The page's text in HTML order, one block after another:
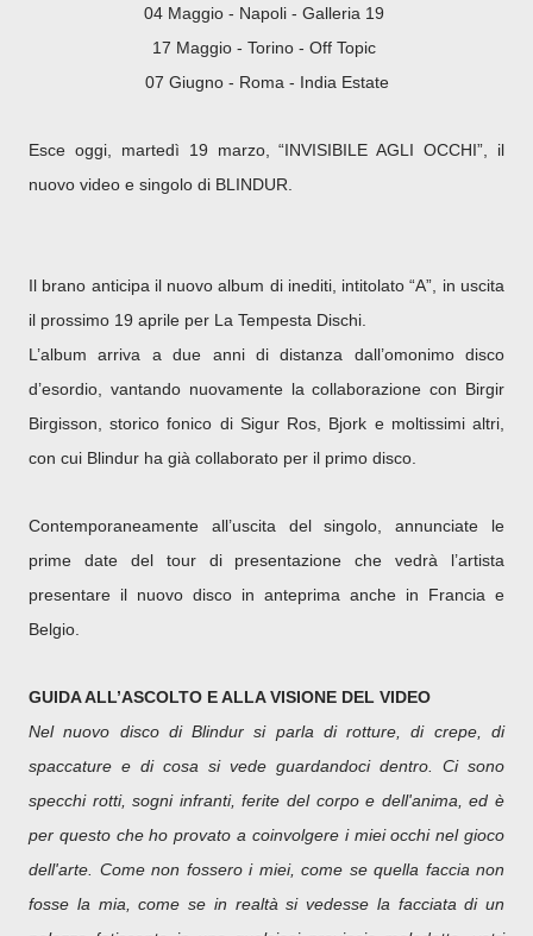
04 Maggio - Napoli - Galleria 19
17 Maggio - Torino - Off Topic
07 Giugno - Roma - India Estate
Esce oggi, martedì 19 marzo, “INVISIBILE AGLI OCCHI”, il
nuovo video e singolo di BLINDUR.
Il brano anticipa il nuovo album di inediti, intitolato “A”, in uscita
il prossimo 19 aprile per La Tempesta Dischi.
L’album arriva a due anni di distanza dall’omonimo disco
d’esordio, vantando nuovamente la collaborazione con Birgir
Birgisson, storico fonico di Sigur Ros, Bjork e moltissimi altri,
con cui Blindur ha già collaborato per il primo disco.
Contemporaneamente all’uscita del singolo, annunciate le
prime date del tour di presentazione che vedrà l’artista
presentare il nuovo disco in anteprima anche in Francia e
Belgio.
GUIDA ALL’ASCOLTO E ALLA VISIONE DEL VIDEO
Nel nuovo disco di Blindur si parla di rotture, di crepe, di
spaccature e di cosa si vede guardandoci dentro. Ci sono
specchi rotti, sogni infranti, ferite del corpo e dell'anima, ed è
per questo che ho provato a coinvolgere i miei occhi nel gioco
dell'arte. Come non fossero i miei, come se quella faccia non
fosse la mia, come se in realtà si vedesse la facciata di un